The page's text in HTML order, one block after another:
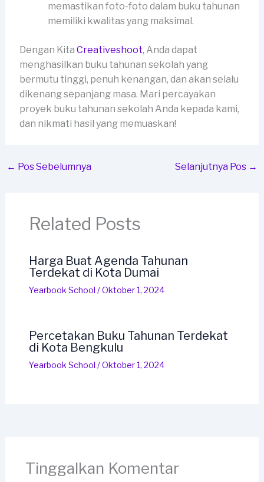
memastikan foto-foto dalam buku tahunan
memiliki kwalitas yang maksimal.
Dengan Kita Creativeshoot, Anda dapat
menghasilkan buku tahunan sekolah yang
bermutu tinggi, penuh kenangan, dan akan selalu
dikenang sepanjang masa. Mari percayakan
proyek buku tahunan sekolah Anda kepada kami,
dan nikmati hasil yang memuaskan!
← Pos Sebelumnya Selanjutnya Pos →
Related Posts
Harga Buat Agenda Tahunan
Terdekat di Kota Dumai
Yearbook School /Oktober 1, 2024
Percetakan Buku Tahunan Terdekat
di Kota Bengkulu
Yearbook School /Oktober 1, 2024
Tinggalkan Komentar